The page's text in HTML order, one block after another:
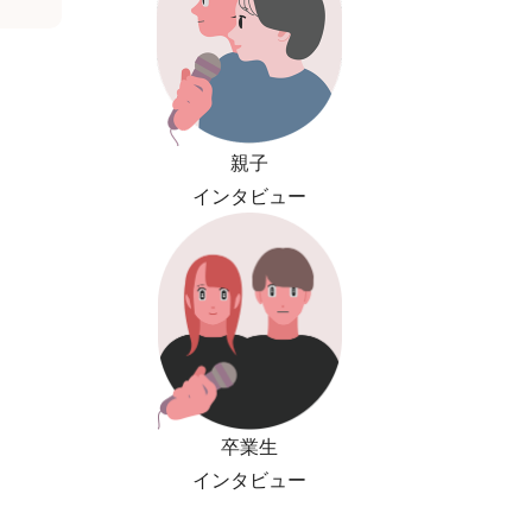
親子
インタビュー
卒業生
インタビュー